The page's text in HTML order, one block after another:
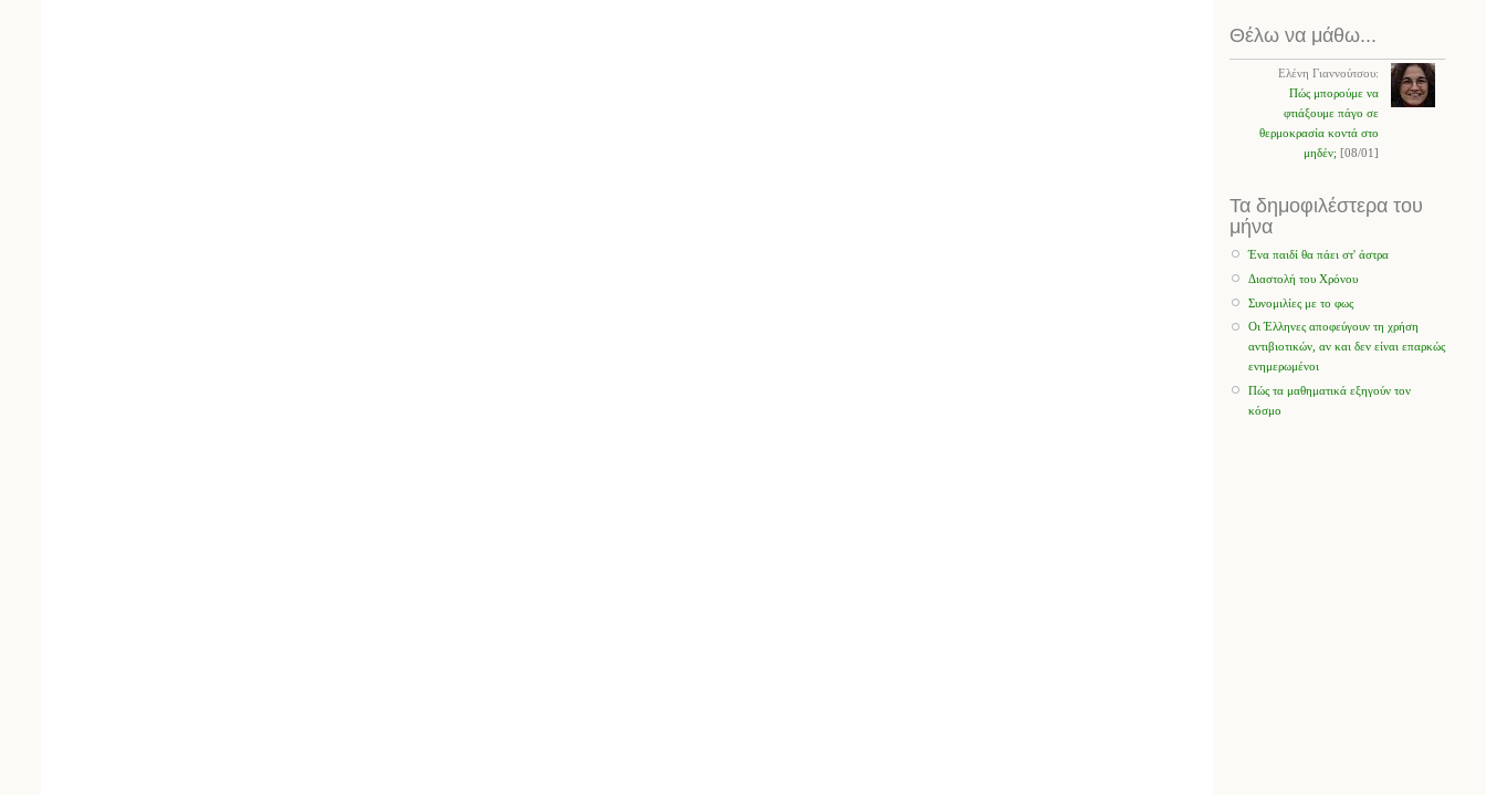
Θέλω να μάθω...
Ελένη Γιαννούτσου:
Πώς μπορούμε να
φτιάξουμε πάγο σε
θερμοκρασία κοντά στο
μηδέν; [08/01]
Τα δημοφιλέστερα του
μήνα
Ένα παιδί θα πάει στ' άστρα
Διαστολή του Χρόνου
Συνομιλίες με το φως
Οι Έλληνες αποφεύγουν τη χρήση
αντιβιοτικών, αν και δεν είναι επαρκώς
ενημερωμένοι
Πώς τα μαθηματικά εξηγούν τον
κόσμο